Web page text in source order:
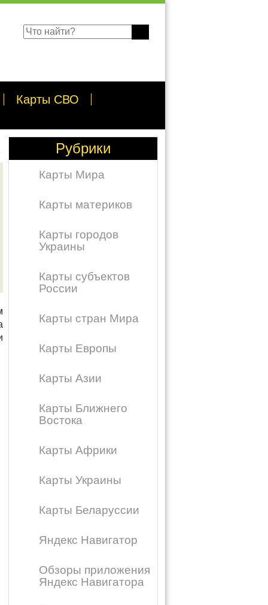
Карты СВО
Рубрики
Карты Мира
Карты материков
Карты городов
Украины
Карты субъектов
России
Карты стран Мира
Карты Европы
Карты Азии
Карты Ближнего
Востока
Карты Африки
Карты Украины
Карты Беларуссии
Яндекс Навигатор
Обзоры приложения
Яндекс Навигатора